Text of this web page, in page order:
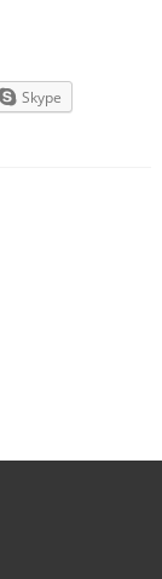
Skype